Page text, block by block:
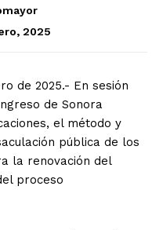
2025
de 2025.- En sesión
de Sonora
el método y
pública de los
la renovación del
proceso